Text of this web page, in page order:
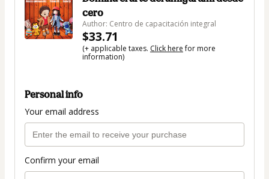
cero
Author: Centro de capacitación integral
$33.71
(+ applicable taxes. Click herefor more
information)
Personal info
Your email address
Confirm your email